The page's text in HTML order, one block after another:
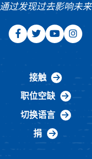
通过发现过去影响未来
接触
职位空缺
切换语言
捐